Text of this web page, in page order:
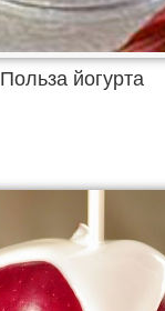
Польза йогурта